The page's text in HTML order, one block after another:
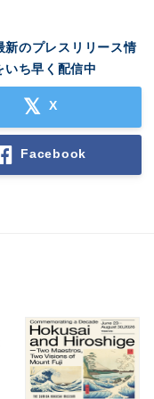
新のプレスリリース情
いち早く配信中
X
Facebook